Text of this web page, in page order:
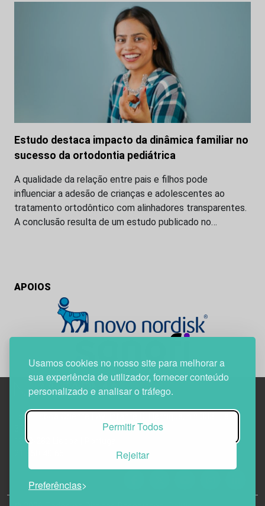
Usamos cookies no nosso site para melhorar a
sua experiência de utilizador, fornecer conteúdo
personalizado e analisar o tráfego.
Permitir Todos
Rejeitar
Preferências
Estudo destaca impacto da dinâmica familiar no
sucesso da ortodontia pediátrica
A qualidade da relação entre pais e filhos pode
influenciar a adesão de crianças e adolescentes ao
tratamento ortodôntico com alinhadores transparentes.
A conclusão resulta de um estudo publicado no…
APOIOS
Edif. Lisboa Oriente | Av. Infante D. Henrique, n.º 333H, esc.
1800-282 Lisboa | Portugal